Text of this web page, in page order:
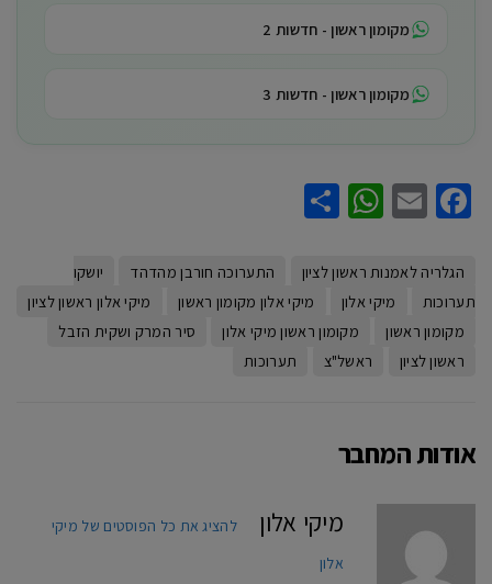
מקומון ראשון - חדשות 2
מקומון ראשון - חדשות 3
Facebook
Email
WhatsApp
הגלריה לאמנות ראשון לציון התערוכה חורבן מהדהד
יושקו
תערוכות
מיקי אלון מיקי אלון מקומון ראשון
מיקי אלון ראשון לציון
מקומון ראשון
מקומון ראשון מיקי אלון
סיר המרק ושקית הזבל
ראשון לציון
ראשל"צ תערוכות
אודות המחבר
מיקי אלון
להציג את כל הפוסטים של מיקי
אלון